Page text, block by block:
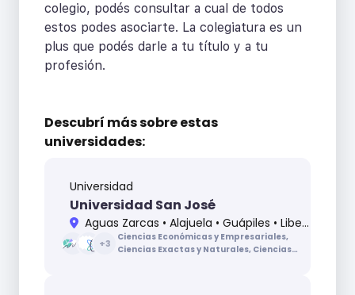
colegio, podés consultar a cual de todos
estos podes asociarte. La colegiatura es un
plus que podés darle a tu título y a tu
profesión.
Descubrí más sobreestas
universidades:
Universidad
Universidad San José
Aguas Zarcas • Alajuela • Guápiles • Liberia • Nicoya • Pocosol • San Carlos • San José • San Ramón
+3
Ciencias Económicas y Empresariales,
Ciencias Exactas y Naturales, Ciencias